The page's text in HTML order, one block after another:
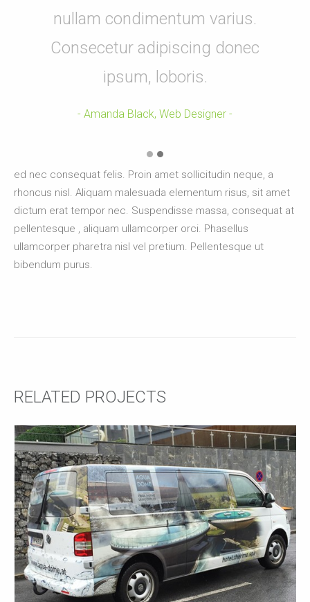
nullam condimentum varius.
Consecetur adipiscing donec
ipsum, loboris.
Amanda Black, Web Designer
ed nec consequat felis. Proin amet sollicitudin neque, a
rhoncus nisl. Aliquam malesuada elementum risus, sit amet
dictum erat tempor nec. Suspendisse massa, consequat at
pellentesque , aliquam ullamcorper orci. Phasellus
ullamcorper pharetra nisl vel pretium. Pellentesque ut
bibendum purus.
RELATED PROJECTS